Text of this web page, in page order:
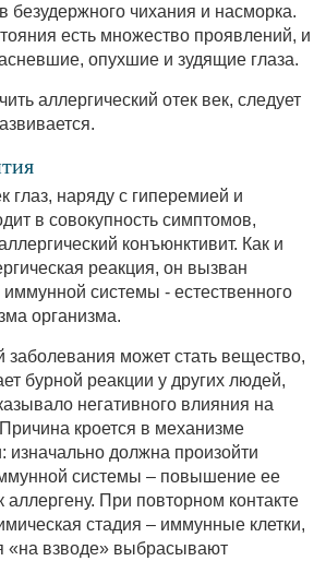
безудержного чихания и насморка.
есть множество проявлений, и
опухшие и зудящие глаза.
аллергический отек век, следует
глаз, наряду с гиперемией и
в совокупность симптомов,
конъюнктивит. Как и
реакция, он вызван
системы - естественного
организма.
заболевания может стать вещество,
бурной реакции у других людей,
негативного влияния на
кроется в механизме
изначально должна произойти
системы – повышение ее
аллергену. При повторном контакте
стадия – иммунные клетки,
«на взводе» выбрасывают